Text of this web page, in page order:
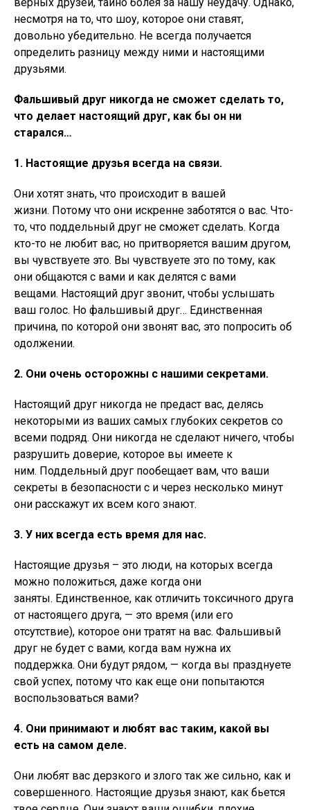
несмотря на то, что шоу, которое они ставят,
довольно убедительно. Не всегда получается
определить разницу между ними и настоящими
друзьями.
Фальшивый друг никогда не сможет сделать то,
что делает настоящий друг, как бы он ни
старался…
1. Настоящие друзья всегда на связи.
Они хотят знать, что происходит в вашей
жизни. Потому что они искренне заботятся о вас. Что-
то, что поддельный друг не сможет сделать. Когда
кто-то не любит вас, но притворяется вашим другом,
вы чувствуете это. Вы чувствуете это по тому, как
они общаются с вами и как делятся с вами
вещами. Настоящий друг звонит, чтобы услышать
ваш голос. Но фальшивый друг… Единственная
причина, по которой они звонят вас, это попросить об
одолжении.
2. Они очень осторожны с нашими секретами.
Настоящий друг никогда не предаст вас, делясь
некоторыми из ваших самых глубоких секретов со
всеми подряд. Они никогда не сделают ничего, чтобы
разрушить доверие, которое вы имеете к
ним. Поддельный друг пообещает вам, что ваши
секреты в безопасности с и через несколько минут
они расскажут их всем кого знают.
3. У них всегда есть время для нас.
Настоящие друзья – это люди, на которых всегда
можно положиться, даже когда они
заняты. Единственное, как отличить токсичного друга
от настоящего друга, — это время (или его
отсутствие), которое они тратят на вас. Фальшивый
друг не будет с вами, когда вам нужна их
поддержка. Они будут рядом, — когда вы празднуете
свой успех, потому что как еще они попытаются
воспользоваться вами?
4. Они принимают и любят вас таким, какой вы
есть на самом деле.
Они любят вас дерзкого и злого так же сильно, как и
совершенного. Настоящие друзья знают, как бьется